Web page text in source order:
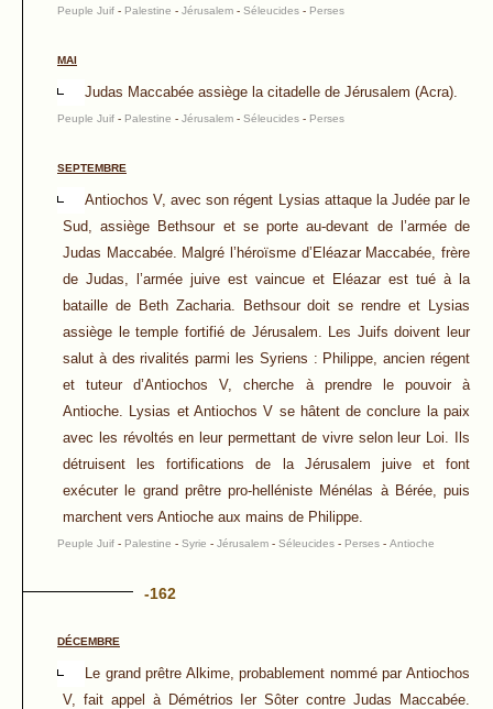
Peuple Juif - Palestine - Jérusalem - Séleucides - Perses
MAI
Judas Maccabée assiège la citadelle de Jérusalem (Acra).
Peuple Juif - Palestine - Jérusalem - Séleucides - Perses
SEPTEMBRE
Antiochos V, avec son régent Lysias attaque la Judée par le
Sud, assiège Bethsour et se porte au-devant de l’armée de
Judas Maccabée. Malgré l’héroïsme d’Eléazar Maccabée, frère
de Judas, l’armée juive est vaincue et Eléazar est tué à la
bataille de Beth Zacharia. Bethsour doit se rendre et Lysias
assiège le temple fortifié de Jérusalem. Les Juifs doivent leur
salut à des rivalités parmi les Syriens : Philippe, ancien régent
et tuteur d’Antiochos V, cherche à prendre le pouvoir à
Antioche. Lysias et Antiochos V se hâtent de conclure la paix
avec les révoltés en leur permettant de vivre selon leur Loi. Ils
détruisent les fortifications de la Jérusalem juive et font
exécuter le grand prêtre pro-helléniste Ménélas à Bérée, puis
marchent vers Antioche aux mains de Philippe.
Peuple Juif - Palestine - Syrie - Jérusalem - Séleucides - Perses - Antioche
-162
DÉCEMBRE
Le grand prêtre Alkime, probablement nommé par Antiochos
V, fait appel à Démétrios Ier Sôter contre Judas Maccabée.